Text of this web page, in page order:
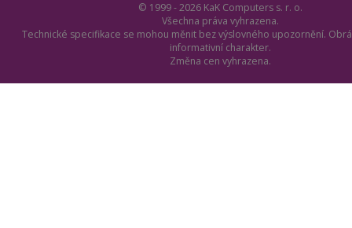
© 1999 - 2026 KaK Computers s. r. o.
Všechna práva vyhrazena.
Technické specifikace se mohou měnit bez výslovného upozornění.
informativní charakter.
Změna cen vyhrazena.